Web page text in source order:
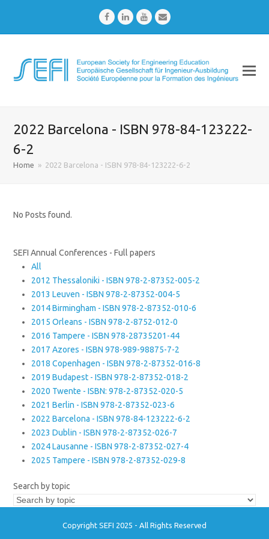
FacebookLinkedInYoutubeEmail
2022 Barcelona - ISBN 978-84-123222-
6-2
Home » 2022 Barcelona - ISBN 978-84-123222-6-2
No Posts found.
SEFI Annual Conferences - Full papers
All
2012 Thessaloniki - ISBN 978-2-87352-005-2
2013 Leuven - ISBN 978-2-87352-004-5
2014 Birmingham - ISBN 978-2-87352-010-6
2015 Orleans - ISBN 978-2-8752-012-0
2016 Tampere - ISBN 978-28735201-44
2017 Azores - ISBN 978-989-98875-7-2
2018 Copenhagen - ISBN 978-2-87352-016-8
2019 Budapest - ISBN 978-2-87352-018-2
2020 Twente - ISBN: 978-2-87352-020-5
2021 Berlin - ISBN 978-2-87352-023-6
2022 Barcelona - ISBN 978-84-123222-6-2
2023 Dublin - ISBN 978-2-87352-026-7
2024 Lausanne - ISBN 978-2-87352-027-4
2025 Tampere - ISBN 978-2-87352-029-8
Search by topic
Copyright SEFI 2025 - All Rights Reserved